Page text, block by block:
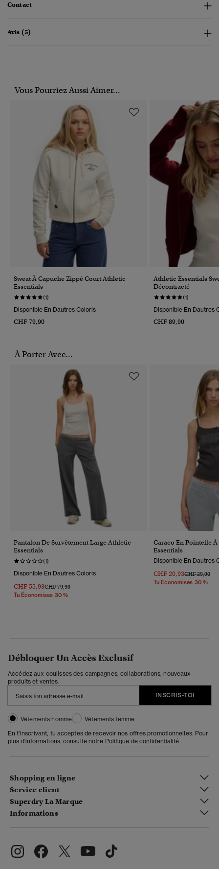
Contact
Avis (5)
Vous Pourriez Aussi Aimer...
Sweat À Capuche Zippé Court Athletic
Essentials
(1)
Disponible En Dautres Coloris
CHF 79,90
Athletic Essentials
Décontracté
(1)
Disponible En Dautres
CHF 89,90
À Porter Avec...
Pantalon De Survêtement Large Athletic
Essentials
(1)
Disponible En Dautres Coloris
CHF 55,93Prix Réduit De
CHF 79,90À
Tu Économises 30 %
Caraco En Pointelle
Essentials
Disponible En Dautres
CHF 20,93Prix Réduit De
CHF 29,90À
Tu Économises 30 %
Débloquer Un Accès Exclusif
Accédez aux coulisses des campagnes, collaborations, nouveaux
produits et ventes.
INSCRIS-TOI
Vêtements homme
Vêtements femme
En t'inscrivant, tu acceptes de recevoir nos offres promotionnelles. Pour
plus d'informations, consulte notre Politique de confidentialité
Shopping en ligne
Service client
Superdry La Marque
Informations